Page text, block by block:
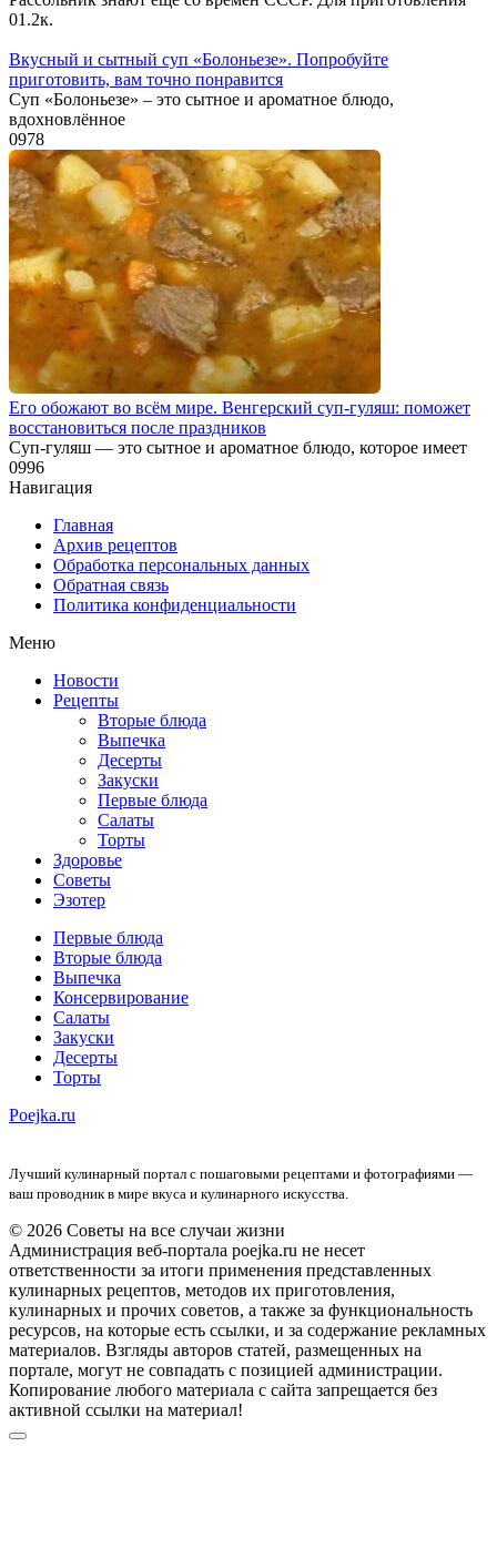
01.2к.
Вкусный и сытный cуп «Болоньезе». Попробуйте
приготовить, вам точно понравится
Суп «Болоньезе» – это сытное и ароматное блюдо,
вдохновлённое
0978
Его обожают во всём мире. Венгерский суп-гуляш: поможет
восстановиться после праздников
Суп-гуляш — это сытное и ароматное блюдо, которое имеет
0996
Навигация
Главная
Архив рецептов
Обработка персональных данных
Обратная связь
Политика конфиденциальности
Меню
Новости
Рецепты
Вторые блюда
Выпечка
Десерты
Закуски
Первые блюда
Салаты
Торты
Здоровье
Советы
Эзотер
Первые блюда
Вторые блюда
Выпечка
Консервирование
Салаты
Закуски
Десерты
Торты
Poejka.ru
Лучший кулинарный портал с пошаговыми рецептами и фотографиями —
ваш проводник в мире вкуса и кулинарного искусства.
© 2026 Советы на все случаи жизни
Администрация веб-портала poejka.ru не несет
ответственности за итоги применения представленных
кулинарных рецептов, методов их приготовления,
кулинарных и прочих советов, а также за функциональность
ресурсов, на которые есть ссылки, и за содержание рекламных
материалов. Взгляды авторов статей, размещенных на
портале, могут не совпадать с позицией администрации.
Копирование любого материала с сайта запрещается без
активной ссылки на материал!